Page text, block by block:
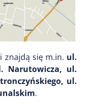
znajdą się m.in. ul.
Narutowicza, ul.
ul.
.